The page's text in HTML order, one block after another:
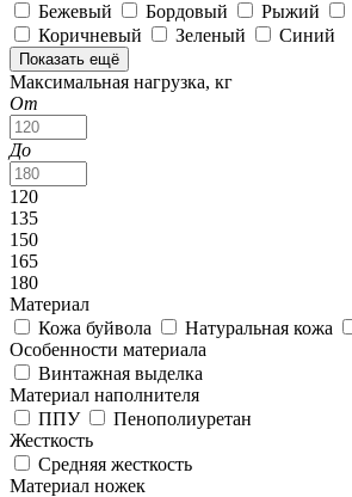
Бежевый Бордовый Рыжий
Коричневый
Зеленый Синий
Показать ещё
Максимальная нагрузка, кг
От
До
120
135
150
165
180
Материал
Кожа буйвола
Натуральная кожа
Особенности материала
Винтажная выделка
Материал наполнителя
ППУ
Пенополиуретан
Жесткость
Средняя жесткость
Материал ножек